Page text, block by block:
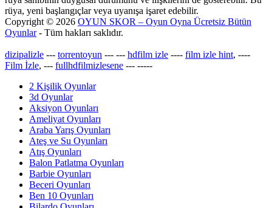
rüya, yeni başlangıçlar veya uyanışa işaret edebilir.
Copyright © 2026 OYUN SKOR – Oyun Oyna Ücretsiz Bütün
Oyunlar- Tüm hakları saklıdır.
dizipalizle --- torrentoyun --- --- hdfilm izle ---- film izle hint, ----
Film İzle, --- fullhdfilmizlesene --- -----
2 Kişilik Oyunlar
3d Oyunlar
Aksiyon Oyunları
Ameliyat Oyunları
Araba Yarış Oyunları
Ateş ve Su Oyunları
Atış Oyunları
Balon Patlatma Oyunları
Barbie Oyunları
Beceri Oyunları
Ben 10 Oyunları